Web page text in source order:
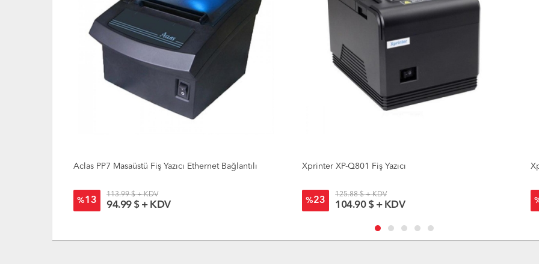
Aclas PP7 Masaüstü Fiş Yazıcı Ethernet Bağlantılı
%13
113.99 $ + KDV
94.99 $ + KDV
Xprinter XP-Q801 Fiş Yazıcı
%23
125.88 $ + KDV
104.90 $ + KDV